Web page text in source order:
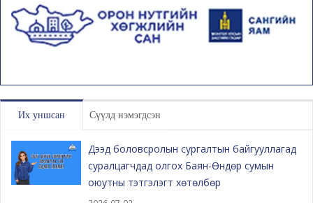
Их уншсан Сүүлд нэмэгдсэн
Дээд боловсролын сургалтын байгууллагад
суралцагчдад олгох Баян-Өндөр сумын
оюутны тэтгэлэгт хөтөлбөр